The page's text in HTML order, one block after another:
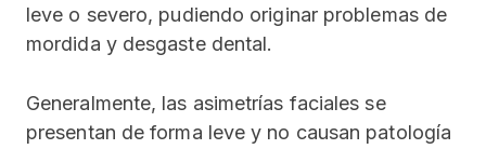
leve o severo, pudiendo originar problemas de
mordida y desgaste dental.
Generalmente, las asimetrías faciales se
presentan de forma leve y no causan patología